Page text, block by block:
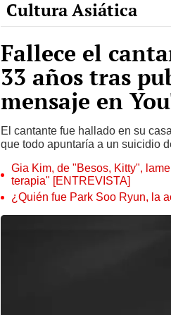
Cultura Asiática
Fallece el
33 años tras
mensaje en
El cantante fue hallado en su
que todo apuntaría a un suicidio
Gia Kim, de "Besos, Kitty",
terapia" [ENTREVISTA]
¿Quién fue Park Soo Ryun, la